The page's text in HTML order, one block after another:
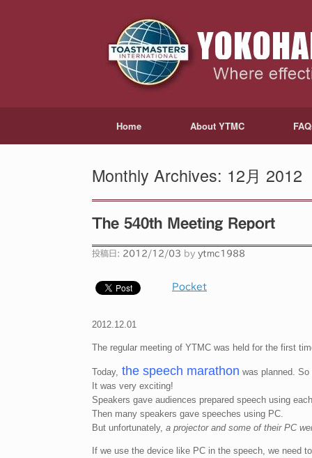
Home About YTMC
Monthly Archives: 12月 2012
The 540th Meeting Report
投稿日: 2012/12/03 by ytmc1988
Pocket
2012.12.01
The regular meeting of YTMC was held for the first
Today, the speech marathon was planned. So
It was very exciting!
Speakers gave audiences prepared speech using
Then many speakers gave speeches using PC.
But unfortunately, a projector and some of their PC
If we use the device like PC in the speech, we need